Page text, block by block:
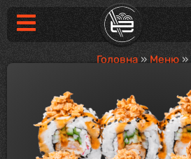
Головна » Меню »